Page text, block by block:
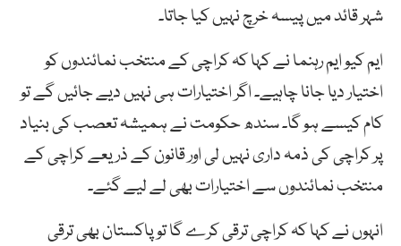
شہر قائد میں پیسہ خرچ نہیں کیا جاتا۔
ایم کیو ایم رہنما نے کہا کہ کراچی کے منتخب نمائندوں کو
اختیار دیا جانا چاہیے۔ اگر اختیارات ہی نہیں دیے جائیں گے تو
کام کیسے ہو گا۔ سندھ حکومت نے ہمیشہ تعصب کی بنیاد
پر کراچی کی ذمہ داری نہیں لی اور قانون کے ذریعے کراچی کے
منتخب نمائندوں سے اختیارات بھی لے لیے گئے۔
انہوں نے کہا کہ کراچی ترقی کرے گا تو پاکستان بھی ترقی